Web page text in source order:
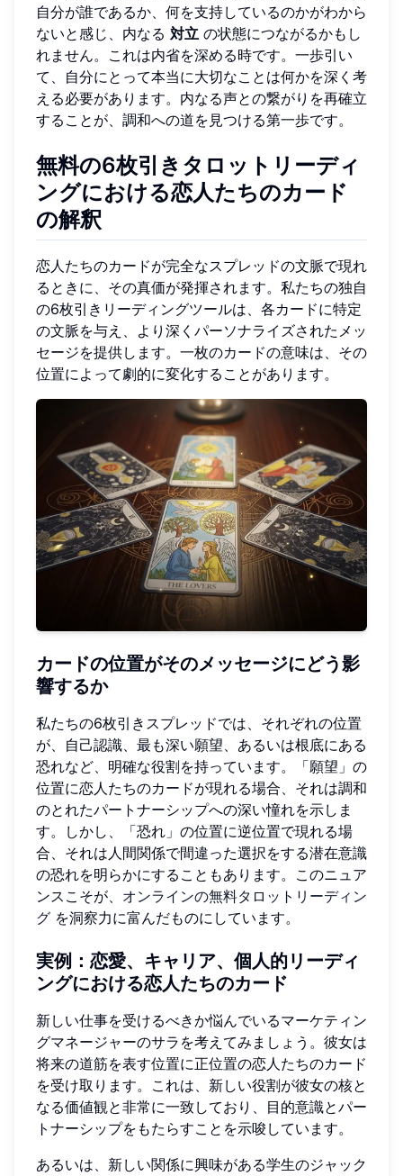
自分が誰であるか、何を支持しているのかがわから
ないと感じ、内なる 対立 の状態につながるかもし
れません。これは内省を深める時です。一歩引い
て、自分にとって本当に大切なことは何かを深く考
える必要があります。内なる声との繋がりを再確立
することが、調和への道を見つける第一歩です。
無料の6枚引きタロットリーディ
ングにおける恋人たちのカード
の解釈
恋人たちのカードが完全なスプレッドの文脈で現れ
るときに、その真価が発揮されます。私たちの独自
の6枚引きリーディングツールは、各カードに特定
の文脈を与え、より深くパーソナライズされたメッ
セージを提供します。一枚のカードの意味は、その
位置によって劇的に変化することがあります。
カードの位置がそのメッセージにどう影
響するか
私たちの6枚引きスプレッドでは、それぞれの位置
が、自己認識、最も深い願望、あるいは根底にある
恐れなど、明確な役割を持っています。「願望」の
位置に恋人たちのカードが現れる場合、それは調和
のとれたパートナーシップへの深い憧れを示しま
す。しかし、「恐れ」の位置に逆位置で現れる場
合、それは人間関係で間違った選択をする潜在意識
の恐れを明らかにすることもあります。このニュア
ンスこそが、 オンラインの無料タロットリーディン
グ を洞察力に富んだものにしています。
実例：恋愛、キャリア、個人的リーディ
ングにおける恋人たちのカード
新しい仕事を受けるべきか悩んでいるマーケティン
グマネージャーのサラを考えてみましょう。彼女は
将来の道筋を表す位置に正位置の恋人たちのカード
を受け取ります。これは、新しい役割が彼女の核と
なる価値観と非常に一致しており、目的意識とパー
トナーシップをもたらすことを示唆しています。
あるいは、新しい関係に興味がある学生のジャック